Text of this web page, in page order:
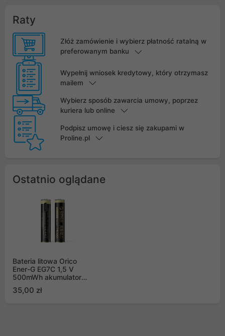
Raty
Złóż zamówienie i wybierz płatność ratalną w
preferowanym banku
Wypełnij wniosek kredytowy, który otrzymasz
mailem
Wybierz sposób zawarcia umowy, poprzez
kuriera lub online
Podpisz umowę i ciesz się zakupami w
Proline.pl
Ostatnio oglądane
Bateria litowa Orico
Ener-G EG7C 1,5 V
500mWh akumulator
35,00 zł